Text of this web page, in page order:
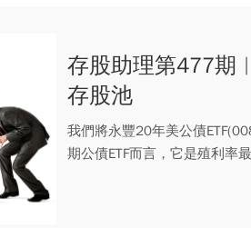
存股助理第477期
存股池
我們將永豐20年美公債
期公債ETF而言，它是殖利率